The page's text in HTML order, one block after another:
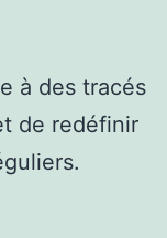
à des tracés
de redéfinir